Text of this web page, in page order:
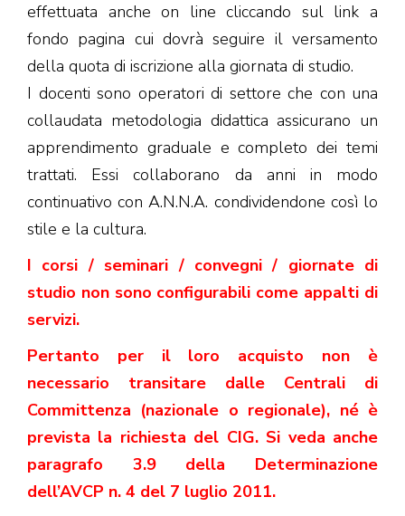
effettuata anche on line cliccando sul link a
fondo pagina cui dovrà seguire il versamento
della quota di iscrizione alla giornata di studio.
I docenti sono operatori di settore che con una
collaudata metodologia didattica assicurano un
apprendimento graduale e completo dei temi
trattati. Essi collaborano da anni in modo
continuativo con A.N.N.A. condividendone così lo
stile e la cultura.
I corsi / seminari / convegni / giornate di
studio non sono configurabili come appalti di
servizi.
Pertanto per il loro acquisto non è
necessario transitare dalle Centrali di
Committenza (nazionale o regionale), né è
prevista la richiesta del CIG. Si veda anche
paragrafo 3.9 della Determinazione
dell’AVCP n. 4 del 7 luglio 2011.